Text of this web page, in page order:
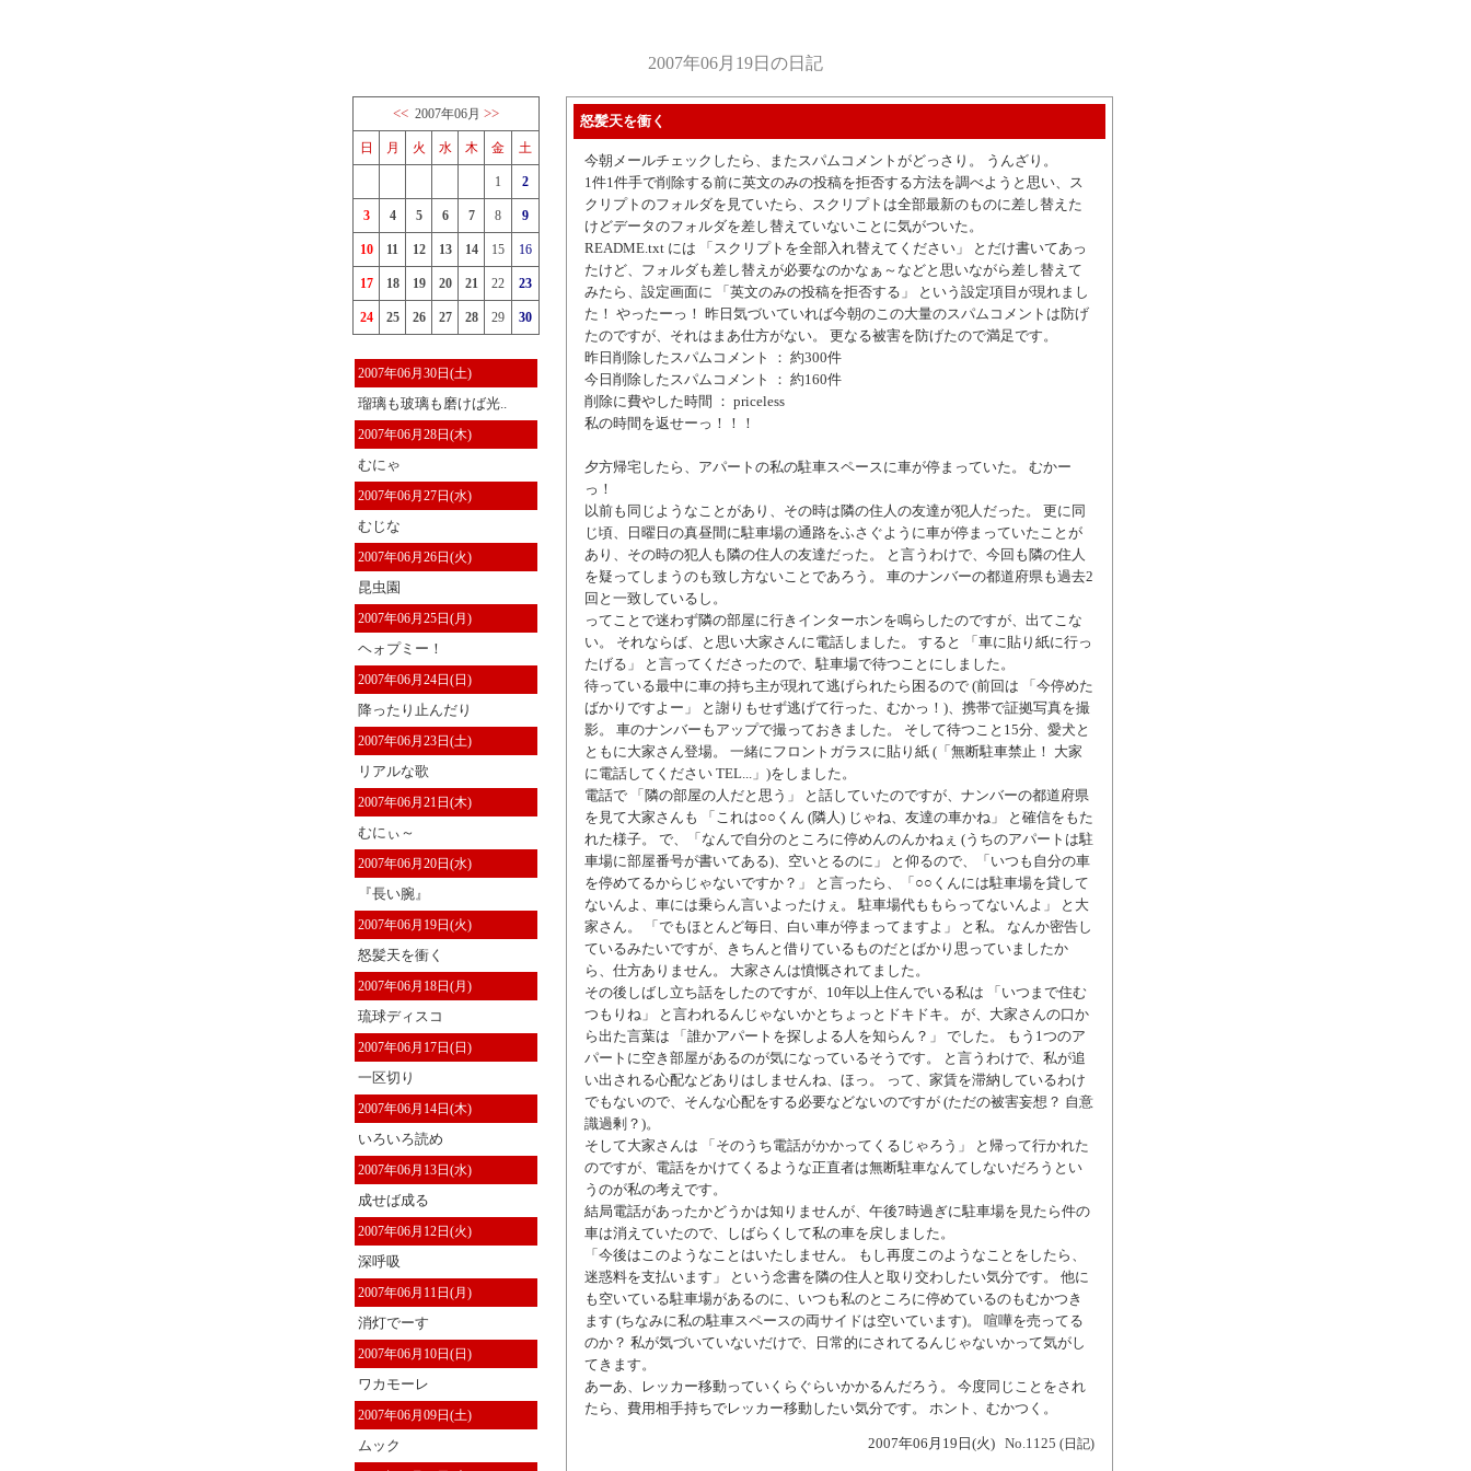
2007年06月19日の日記
<< 2007年06月 >>
日 月 火 水 木 金 土
1 2
3 4 5 6 7 8 9
10 11 12 13 14 15 16
17 18 19 20 21 22 23
24 25 26 27 28 29 30
2007年06月30日(土)
瑠璃も玻璃も磨けば光..
2007年06月28日(木)
むにゃ
2007年06月27日(水)
むじな
2007年06月26日(火)
昆虫園
2007年06月25日(月)
ヘォプミー！
2007年06月24日(日)
降ったり止んだり
2007年06月23日(土)
リアルな歌
2007年06月21日(木)
むにぃ～
2007年06月20日(水)
『長い腕』
2007年06月19日(火)
怒髪天を衝く
2007年06月18日(月)
琉球ディスコ
2007年06月17日(日)
一区切り
2007年06月14日(木)
いろいろ読め
2007年06月13日(水)
成せば成る
2007年06月12日(火)
深呼吸
2007年06月11日(月)
消灯でーす
2007年06月10日(日)
ワカモーレ
2007年06月09日(土)
ムック
怒髪天を衝く
今朝メールチェックしたら、またスパムコメントがどっさり。 うんざり。
1件1件手で削除する前に英文のみの投稿を拒否する方法を調べようと思い、ス
クリプトのフォルダを見ていたら、スクリプトは全部最新のものに差し替えた
けどデータのフォルダを差し替えていないことに気がついた。
README.txt には 「スクリプトを全部入れ替えてください」 とだけ書いてあっ
たけど、フォルダも差し替えが必要なのかなぁ～などと思いながら差し替えて
みたら、設定画面に 「英文のみの投稿を拒否する」 という設定項目が現れまし
た！ やったーっ！ 昨日気づいていれば今朝のこの大量のスパムコメントは防げ
たのですが、それはまあ仕方がない。 更なる被害を防げたので満足です。
昨日削除したスパムコメント ： 約300件
今日削除したスパムコメント ： 約160件
削除に費やした時間 ： priceless
私の時間を返せーっ！！！
夕方帰宅したら、アパートの私の駐車スペースに車が停まっていた。 むかー
っ！
以前も同じようなことがあり、その時は隣の住人の友達が犯人だった。 更に同
じ頃、日曜日の真昼間に駐車場の通路をふさぐように車が停まっていたことが
あり、その時の犯人も隣の住人の友達だった。 と言うわけで、今回も隣の住人
を疑ってしまうのも致し方ないことであろう。 車のナンバーの都道府県も過去2
回と一致しているし。
ってことで迷わず隣の部屋に行きインターホンを鳴らしたのですが、出てこな
い。 それならば、と思い大家さんに電話しました。 すると 「車に貼り紙に行っ
たげる」 と言ってくださったので、駐車場で待つことにしました。
待っている最中に車の持ち主が現れて逃げられたら困るので (前回は 「今停めた
ばかりですよー」 と謝りもせず逃げて行った、むかっ！)、携帯で証拠写真を撮
影。 車のナンバーもアップで撮っておきました。 そして待つこと15分、愛犬と
ともに大家さん登場。 一緒にフロントガラスに貼り紙 (「無断駐車禁止！ 大家
に電話してください TEL...」)をしました。
電話で 「隣の部屋の人だと思う」 と話していたのですが、ナンバーの都道府県
を見て大家さんも 「これは○○くん (隣人) じゃね、友達の車かね」 と確信をもた
れた様子。 で、「なんで自分のところに停めんのんかねぇ (うちのアパートは駐
車場に部屋番号が書いてある)、空いとるのに」 と仰るので、「いつも自分の車
を停めてるからじゃないですか？」 と言ったら、「○○くんには駐車場を貸して
ないんよ、車には乗らん言いよったけぇ。 駐車場代ももらってないんよ」 と大
家さん。 「でもほとんど毎日、白い車が停まってますよ」 と私。 なんか密告し
ているみたいですが、きちんと借りているものだとばかり思っていましたか
ら、仕方ありません。 大家さんは憤慨されてました。
その後しばし立ち話をしたのですが、10年以上住んでいる私は 「いつまで住む
つもりね」 と言われるんじゃないかとちょっとドキドキ。 が、大家さんの口か
ら出た言葉は 「誰かアパートを探しよる人を知らん？」 でした。 もう1つのア
パートに空き部屋があるのが気になっているそうです。 と言うわけで、私が追
い出される心配などありはしませんね、ほっ。 って、家賃を滞納しているわけ
でもないので、そんな心配をする必要などないのですが (ただの被害妄想？ 自意
識過剰？)。
そして大家さんは 「そのうち電話がかかってくるじゃろう」 と帰って行かれた
のですが、電話をかけてくるような正直者は無断駐車なんてしないだろうとい
うのが私の考えです。
結局電話があったかどうかは知りませんが、午後7時過ぎに駐車場を見たら件の
車は消えていたので、しばらくして私の車を戻しました。
「今後はこのようなことはいたしません。 もし再度このようなことをしたら、
迷惑料を支払います」 という念書を隣の住人と取り交わしたい気分です。 他に
も空いている駐車場があるのに、いつも私のところに停めているのもむかつき
ます (ちなみに私の駐車スペースの両サイドは空いています)。 喧嘩を売ってる
のか？ 私が気づいていないだけで、日常的にされてるんじゃないかって気がし
てきます。
あーあ、レッカー移動っていくらぐらいかかるんだろう。 今度同じことをされ
たら、費用相手持ちでレッカー移動したい気分です。 ホント、むかつく。
2007年06月19日(火) No.1125 (日記)